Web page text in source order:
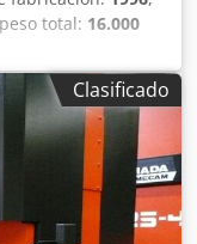
total: 16.000
800
160 t,
TÉCNICOS
3.000 mm
DE LA
controlados: y1, y2,
la máquina: aprox.
manos Sujeción
Clasificado